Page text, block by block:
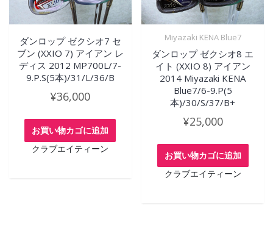
ダンロップ ゼクシオ7 セ
ブン (XXIO 7) アイアン レ
ディス 2012 MP700L/7-
9.P.S(5本)/31/L/36/B
¥36,000
お買い物カゴに追加
クラブエイティーン
Miyazaki KENA Blue7
ダンロップ ゼクシオ8 エ
イト (XXIO 8) アイアン
2014 Miyazaki KENA
Blue7/6-9.P(5
本)/30/S/37/B+
¥25,000
お買い物カゴに追加
クラブエイティーン